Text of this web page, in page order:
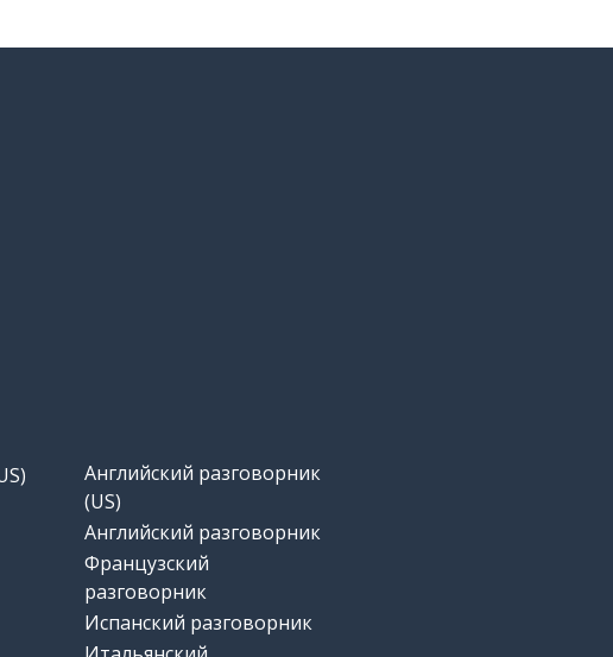
Английский разговорник
(US)
Английский разговорник
Французский
разговорник
Испанский разговорник